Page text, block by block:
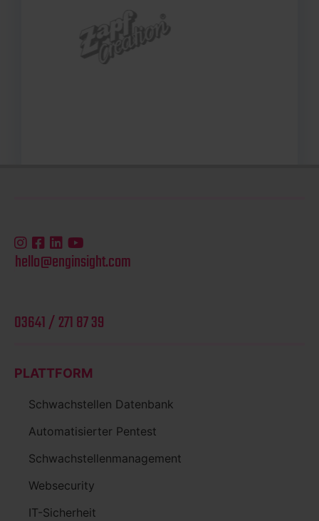
hello@enginsight.com
03641 / 271 87 39
PLATTFORM
Schwachstellen Datenbank
Automatisierter Pentest
Schwachstellenmanagement
Websecurity
IT-Sicherheit